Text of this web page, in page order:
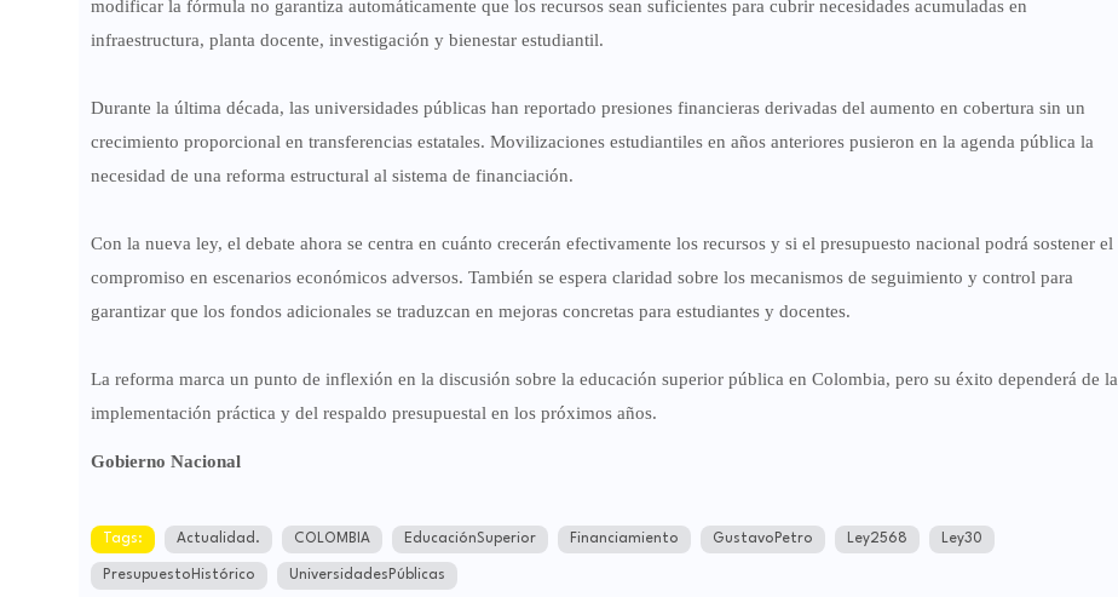
modificar la fórmula no garantiza automáticamente que los recursos sean suficientes para cubrir necesidades acumuladas en
infraestructura, planta docente, investigación y bienestar estudiantil.
Durante la última década, las universidades públicas han reportado presiones financieras derivadas del aumento en cobertura sin un
crecimiento proporcional en transferencias estatales. Movilizaciones estudiantiles en años anteriores pusieron en la agenda pública la
necesidad de una reforma estructural al sistema de financiación.
Con la nueva ley, el debate ahora se centra en cuánto crecerán efectivamente los recursos y si el presupuesto nacional podrá sostener el
compromiso en escenarios económicos adversos. También se espera claridad sobre los mecanismos de seguimiento y control para
garantizar que los fondos adicionales se traduzcan en mejoras concretas para estudiantes y docentes.
La reforma marca un punto de inflexión en la discusión sobre la educación superior pública en Colombia, pero su éxito dependerá de la
implementación práctica y del respaldo presupuestal en los próximos años.
Gobierno Nacional
Tags: Actualidad. COLOMBIA EducaciónSuperior Financiamiento GustavoPetro Ley2568 Ley30
PresupuestoHistórico UniversidadesPúblicas